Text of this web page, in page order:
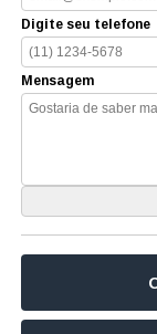
Digite seu telefone
Mensagem